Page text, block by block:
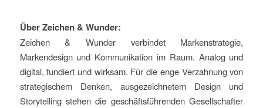
Über Zeichen & Wunder:
Zeichen & Wunder verbindet Markenstrategie,
Markendesign und Kommunikation im Raum. Analog und
digital, fundiert und wirksam. Für die enge Verzahnung von
strategischem Denken, ausgezeichnetem Design und
Storytelling stehen die geschäftsführenden Gesellschafter